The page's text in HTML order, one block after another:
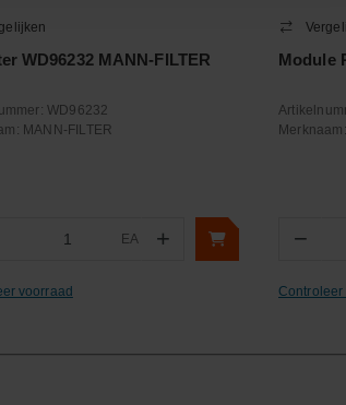
WD96232 MANN-FILTER
WD96232
MANN-FILTER
EA +
voorraad
Module
Merknaam:
−
Controleer